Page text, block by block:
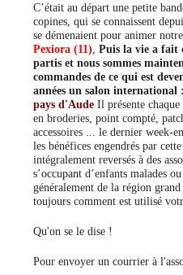
C’était au départ une petite
copines, qui se connaissent
se démenaient pour animer
Pexiora (11) Puis la vie a fait
partis et nous sommes
commandes de ce qui est
années un salon international :
pays d'Aude Il présente chaque
en broderies, point compté,
accessoires ... le dernier week-
les bénéfices engendrés par
intégralement reversés à des
s’occupant d’enfants malades
généralement de la région
toujours comment est utilisé
Qu'on se le dise !
Pour envoyer un courrier à